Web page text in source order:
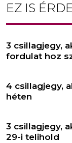
EZ IS
3 csillagjegy,
fordulat hoz
4 csillagjegy,
héten
3 csillagjegy,
29-i telihold